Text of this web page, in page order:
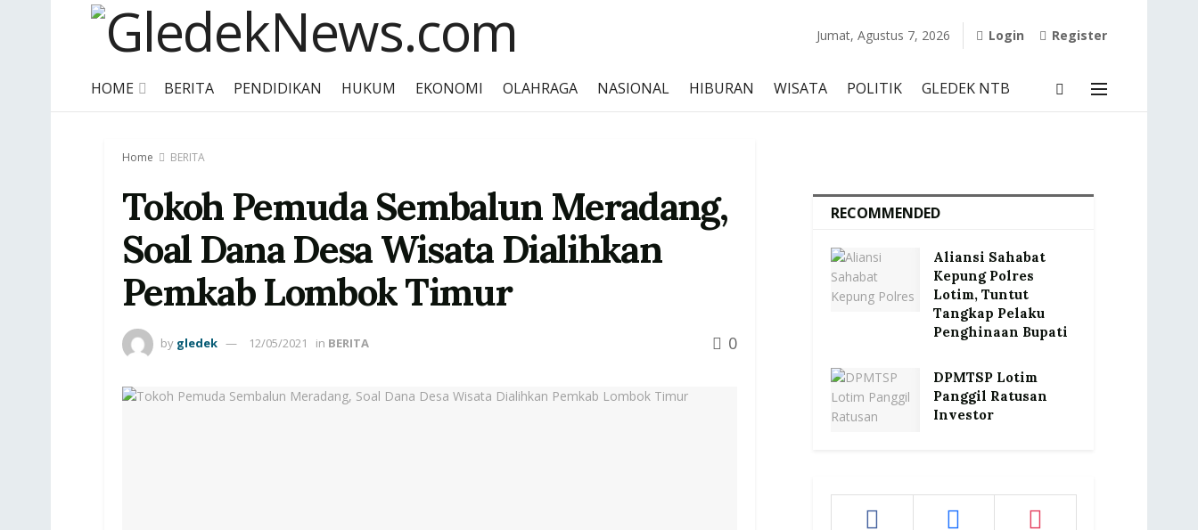
Jumat, Agustus 7, 2026 Login Register
HOME BERITA PENDIDIKAN HUKUM EKONOMI OLAHRAGA NASIONAL HIBURAN WISATA POLITIK GLEDEK NTB
Home BERITA
Tokoh Pemuda Sembalun Meradang,
Soal Dana Desa Wisata Dialihkan
Pemkab Lombok Timur
by gledek 12/05/2021 in BERITA 0
RECOMMENDED
Aliansi Sahabat
Kepung Polres
Lotim, Tuntut
Tangkap Pelaku
Penghinaan Bupati
DPMTSP Lotim
Panggil Ratusan
Investor